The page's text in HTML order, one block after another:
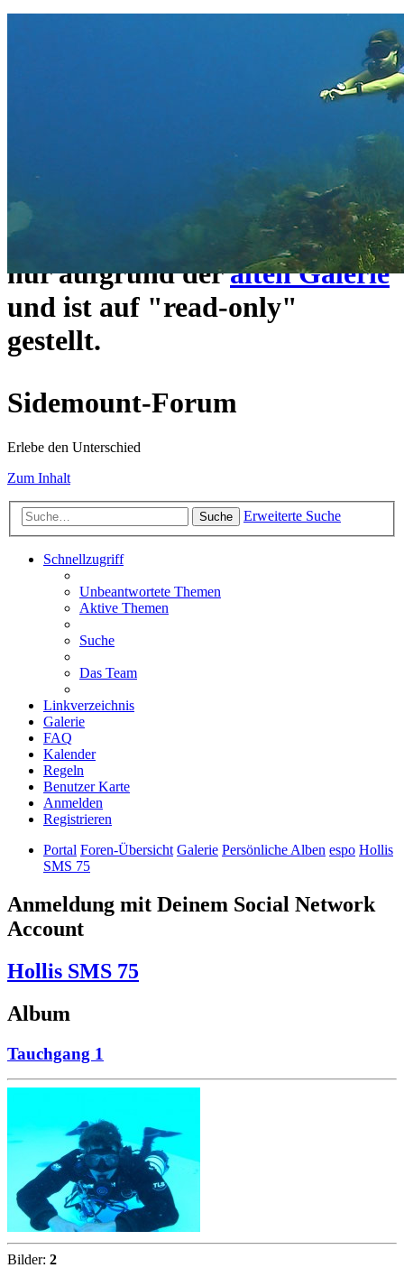
Das Sidemount-Forum ist auf
umgezogen und wie gewohnt
https://www.sidemount-
forum.com
erreichbar.
Das alte Forum hier existiert
nur aufgrund deralten Galerie
und ist auf "read-only"
gestellt.
Sidemount-Forum
Erlebe den Unterschied
Zum Inhalt
Suche Erweiterte Suche
Schnellzugriff
Unbeantwortete Themen
Aktive Themen
Suche
Das Team
Linkverzeichnis
Galerie
FAQ
Kalender
Regeln
Benutzer Karte
Anmelden
Registrieren
Portal Foren-Übersicht Galerie Persönliche Alben espo Hollis
SMS 75
Anmeldung mit Deinem Social Network
Account
Hollis SMS 75
Album
Tauchgang 1
Bilder: 2